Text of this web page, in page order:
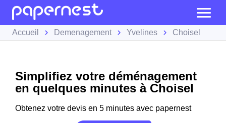
Accueil Demenagement Yvelines Choisel